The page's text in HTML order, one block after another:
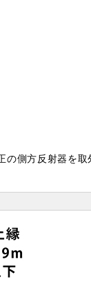
の側方反射器を取